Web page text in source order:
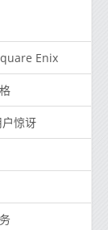
Enix
惊讶